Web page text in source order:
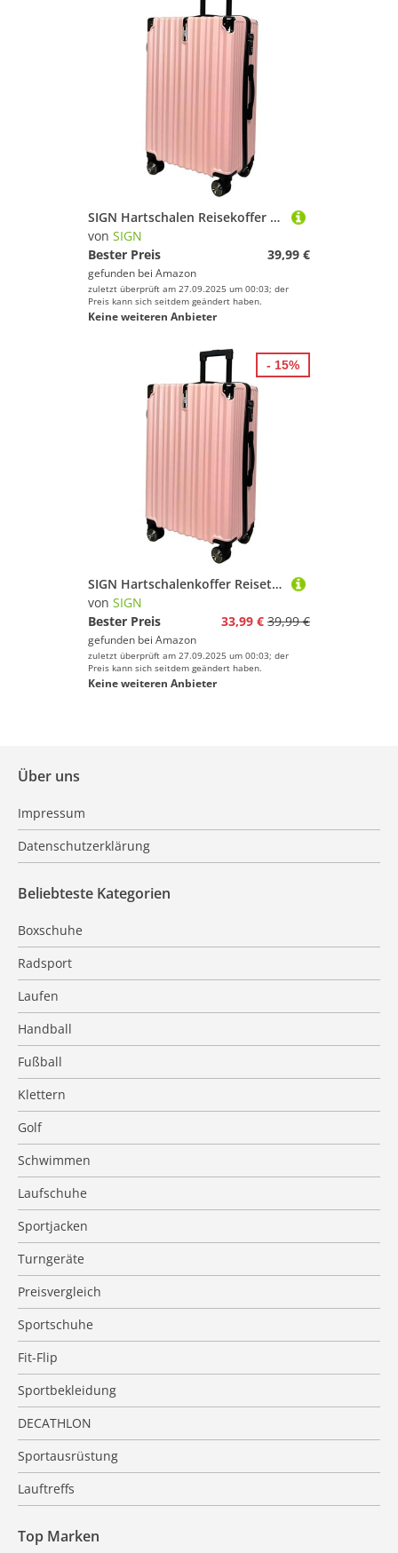
SIGN Hartschalen Reisekoffer Trolley ABS Tasche Leicht 4 Doppelrollen (Handgepäck-Mittel-Groß-Set) Nummernschloss (Pink, Mittlerer Koffer (65cm))
von SIGN
Bester Preis
39,99 €
gefunden bei Amazon
zuletzt überprüft am 27.09.2025 um 00:03; der
Preis kann sich seitdem geändert haben.
Keine weiteren Anbieter
SIGN Hartschalenkoffer ReisetascheTrolley ABS Reisekoffer 360° Doppelrollen Zahlenschloss Modernes Design (Beautycase-Handgepäck-Mittel-Groß-Set) (Pink, Handgepäck (55cm))
von SIGN
Bester Preis
33,99 € 39,99 €
gefunden bei Amazon
zuletzt überprüft am 27.09.2025 um 00:03; der
Preis kann sich seitdem geändert haben.
Keine weiteren Anbieter
- 15%
Über uns
Impressum
Datenschutzerklärung
Beliebteste Kategorien
Boxschuhe
Radsport
Laufen
Handball
Fußball
Klettern
Golf
Schwimmen
Laufschuhe
Sportjacken
Turngeräte
Preisvergleich
Sportschuhe
Fit-Flip
Sportbekleidung
DECATHLON
Sportausrüstung
Lauftreffs
Top Marken